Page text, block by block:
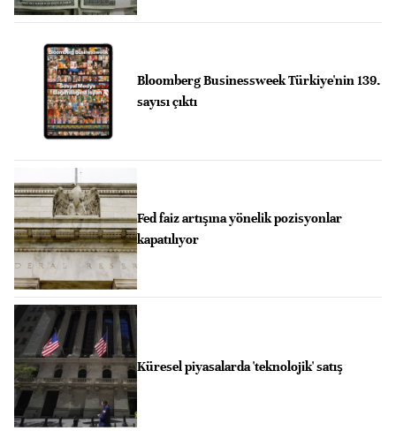
Bloomberg Businessweek Türkiye'nin 139.
sayısı çıktı
Fed faiz artışına yönelik pozisyonlar
kapatılıyor
Küresel piyasalarda 'teknolojik' satış